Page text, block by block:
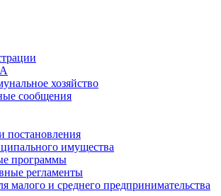
хозяйство
сообщения
постановления
имущества
программы
регламенты
малого и среднего предпринимательства